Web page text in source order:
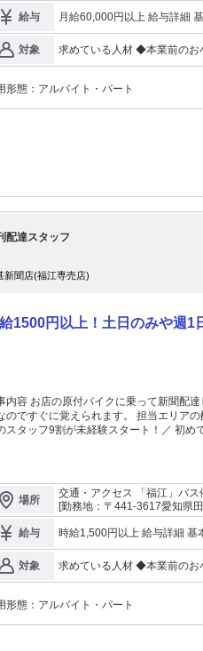
給与
月給60,000円以上 給与詳細 基本給：月給 6万円 〜 固定残業代
対象
求めている人材 ◆本業前の
形態： アルバイト・パート
配達スタッフ
新聞店(福江専売店)
1500円以上！土日のみや週1
容 お店の原付バイクに乗って新聞配達します。 同じお宅への
のですぐに覚えられます。 担当エリアの配達が
スタッフ9割が未経験スタート！／ 初
場所
交通・アクセス 「福江」バ
[勤務地：〒441-3617愛知県
給与
対象
求めている人材 ◆本業前の
形態： アルバイト・パート